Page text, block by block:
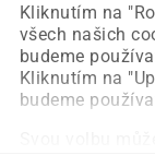
Kliknutím na
všech našich
budeme
Kliknutím na
budeme